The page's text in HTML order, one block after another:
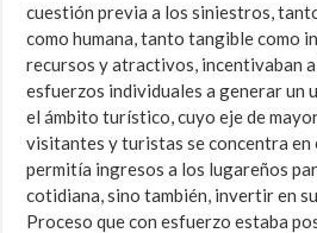
cuestión previa a los siniestros,
como humana, tanto tangible como
recursos y atractivos, incentivaban a
esfuerzos individuales a generar un
el ámbito turístico, cuyo eje de
visitantes y turistas se concentra en
permitía ingresos a los lugareños
cotidiana, sino también, invertir en
Proceso que con esfuerzo estaba